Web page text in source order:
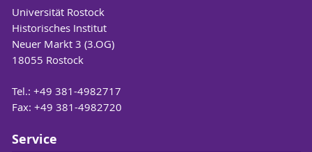
Universität Rostock
Historisches Institut
Neuer Markt 3 (3.OG)
18055 Rostock
Tel.: +49 381-4982717
Fax: +49 381-4982720
Service